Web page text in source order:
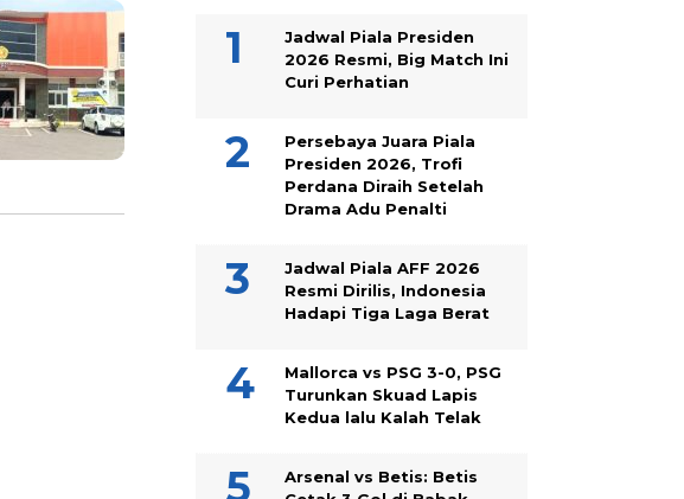
Jadwal Piala Presiden
2026 Resmi, Big Match Ini
Curi Perhatian
Persebaya Juara Piala
Presiden 2026, Trofi
Perdana Diraih Setelah
Drama Adu Penalti
Jadwal Piala AFF 2026
Resmi Dirilis, Indonesia
Hadapi Tiga Laga Berat
Mallorca vs PSG 3-0, PSG
Turunkan Skuad Lapis
Kedua lalu Kalah Telak
Arsenal vs Betis: Betis